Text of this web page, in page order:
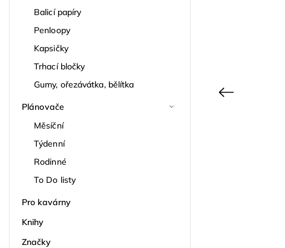
Balicí papíry
Penloopy
Kapsičky
Trhací bločky
Gumy, ořezávátka, bělítka
Plánovače
Měsíční
Týdenní
Rodinné
To Do listy
Pro kavárny
Knihy
Značky
Previous